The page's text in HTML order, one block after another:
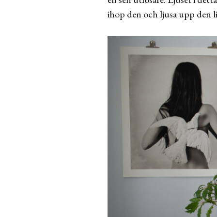
ihop den och ljusa upp den